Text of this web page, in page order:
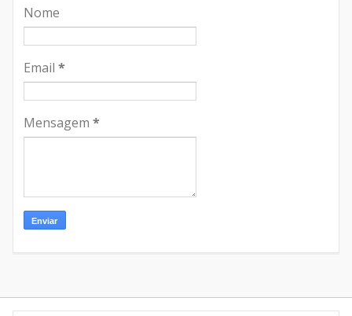
Nome
Email *
Mensagem *